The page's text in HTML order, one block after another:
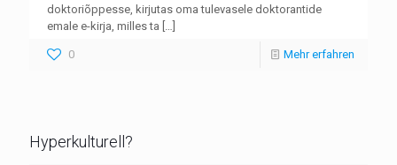
doktoriõppesse, kirjutas oma tulevasele doktorantide
emale e-kirja, milles ta […]
0 Mehr erfahren
Hyperkulturell?